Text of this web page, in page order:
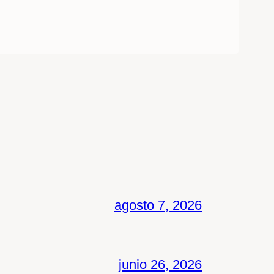
agosto 7, 2026
junio 26, 2026